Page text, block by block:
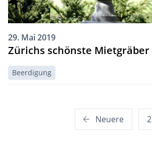
29. Mai 2019
Zürichs schönste Mietgräber
Beerdigung
Seitennummerierung
Neuere 2